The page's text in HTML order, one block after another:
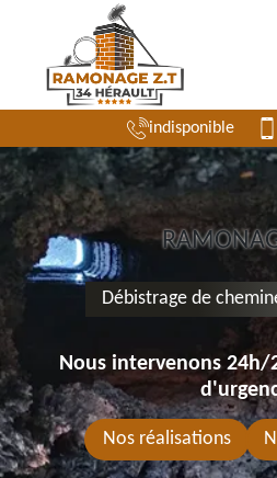
indisponible
Débistrage de
Nous intervenons 24h/
Nos réalisations